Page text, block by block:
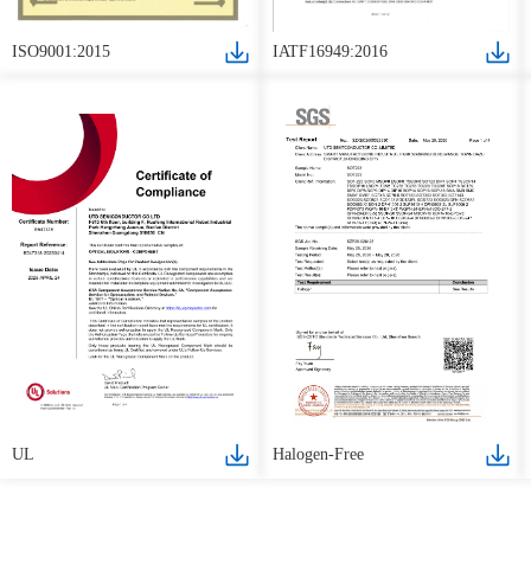
ISO9001:2015 IATF16949:2016
UL Halogen-Free